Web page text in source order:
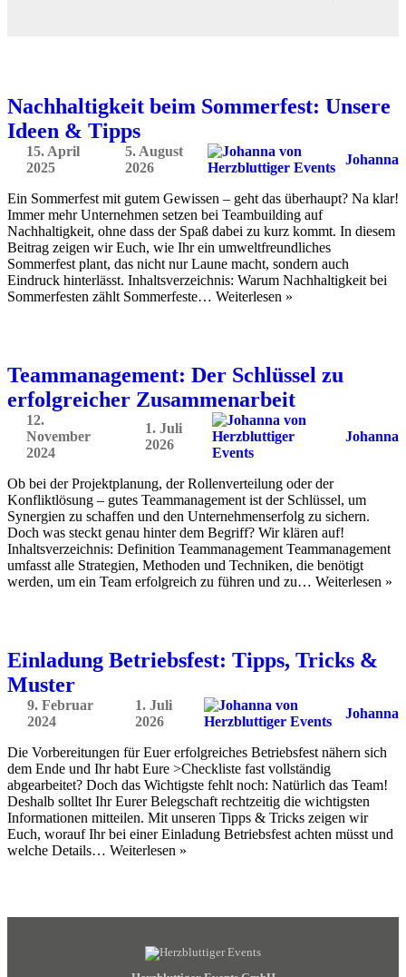
Nachhaltigkeit beim Sommerfest: Unsere
Ideen & Tipps
15. April
2025
5. August
2026
Johanna
Ein Sommerfest mit gutem Gewissen – geht das überhaupt? Na klar!
Immer mehr Unternehmen setzen bei Teambuilding auf
Nachhaltigkeit, ohne dass der Spaß dabei zu kurz kommt. In diesem
Beitrag zeigen wir Euch, wie Ihr ein umweltfreundliches
Sommerfest plant, das nicht nur Laune macht, sondern auch
Eindruck hinterlässt. Inhaltsverzeichnis: Warum Nachhaltigkeit bei
Sommerfesten zählt Sommerfeste… Weiterlesen »
Teammanagement: Der Schlüssel zu
erfolgreicher Zusammenarbeit
12.
November
2024
1. Juli
2026
Johanna
Ob bei der Projektplanung, der Rollenverteilung oder der
Konfliktlösung – gutes Teammanagement ist der Schlüssel, um
Synergien zu schaffen und den Unternehmenserfolg zu sichern.
Doch was steckt genau hinter dem Begriff? Wir klären auf!
Inhaltsverzeichnis: Definition Teammanagement Teammanagement
umfasst alle Strategien, Methoden und Techniken, die benötigt
werden, um ein Team erfolgreich zu führen und zu… Weiterlesen »
Einladung Betriebsfest: Tipps, Tricks &
Muster
9. Februar
2024
1. Juli
2026
Johanna
Die Vorbereitungen für Euer erfolgreiches Betriebsfest nähern sich
dem Ende und Ihr habt Eure >Checkliste fast vollständig
abgearbeitet? Doch das Wichtigste fehlt noch: Natürlich das Team!
Deshalb solltet Ihr Eurer Belegschaft rechtzeitig die wichtigsten
Informationen mitteilen. Mit unseren Tipps & Tricks zeigen wir
Euch, worauf Ihr bei einer Einladung Betriebsfest achten müsst und
welche Details… Weiterlesen »